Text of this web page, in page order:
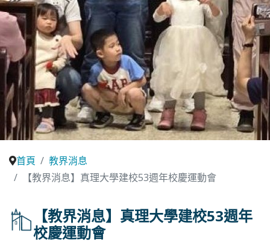
首頁
教界消息
【教界消息】真理大學建校53週年校慶運動會
【教界消息】真理大學建校53週年
校慶運動會